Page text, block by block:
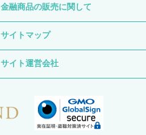
金融商品の販売に関して
サイトマップ
サイト運営会社